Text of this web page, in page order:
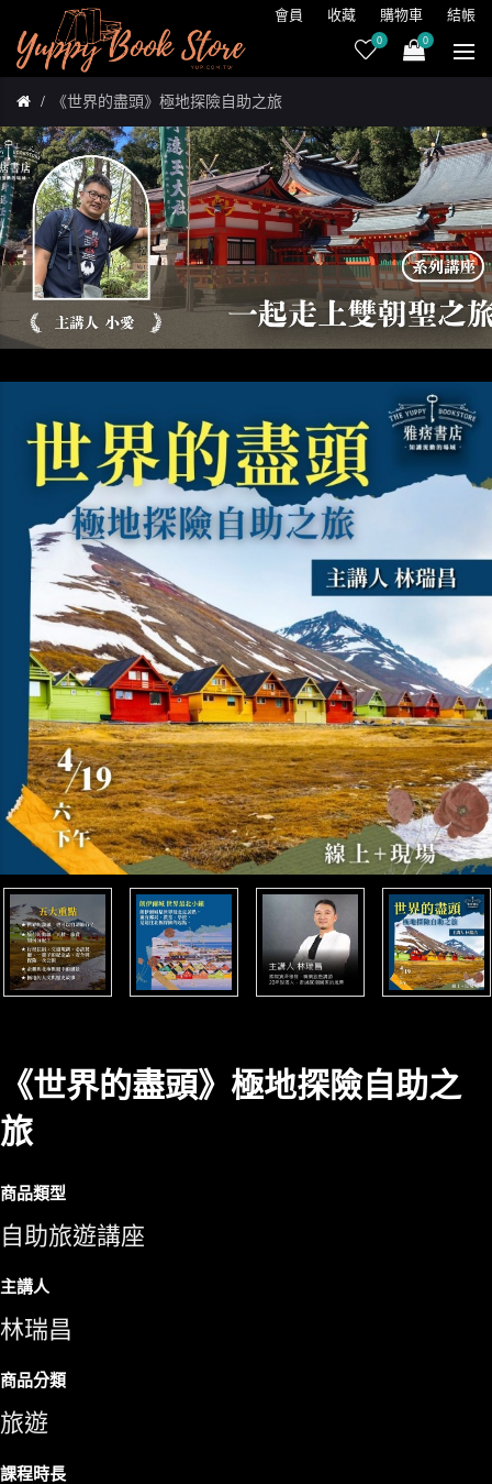
會員 收藏 購物車 結帳
0 0
《世界的盡頭》極地探險自助之旅
《世界的盡頭》極地探險自助之
旅
商品類型
自助旅遊講座
主講人
林瑞昌
商品分類
旅遊
課程時長